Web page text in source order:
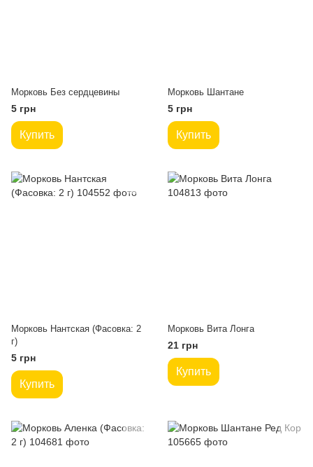
Морковь Без сердцевины
5 грн
Купить
Морковь Шантане
5 грн
Купить
Морковь Нантская (Фасовка: 2
г)
5 грн
Купить
Морковь Вита Лонга
21 грн
Купить